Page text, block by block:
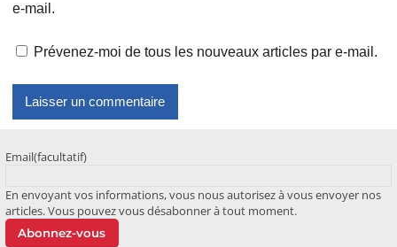
e-mail.
Prévenez-moi de tous les nouveaux articles par e-mail.
Email(facultatif)
En envoyant vos informations, vous nous autorisez à vous envoyer nos
articles. Vous pouvez vous désabonner à tout moment.
Abonnez-vous